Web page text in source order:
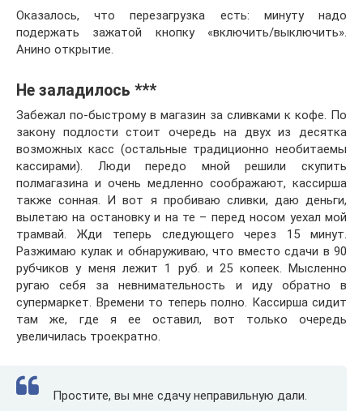
Оказалось, что перезагрузка есть: минуту надо
подержать зажатой кнопку «включить/выключить».
Анино открытие.
Не заладилось ***
Забежал по-быстрому в магазин за сливками к кофе. По
закону подлости стоит очередь на двух из десятка
возможных касс (остальные традиционно необитаемы
кассирами). Люди передо мной решили скупить
полмагазина и очень медленно соображают, кассирша
также сонная. И вот я пробиваю сливки, даю деньги,
вылетаю на остановку и на те – перед носом уехал мой
трамвай. Жди теперь следующего через 15 минут.
Разжимаю кулак и обнаруживаю, что вместо сдачи в 90
рубчиков у меня лежит 1 руб. и 25 копеек. Мысленно
ругаю себя за невнимательность и иду обратно в
супермаркет. Времени то теперь полно. Кассирша сидит
там же, где я ее оставил, вот только очередь
увеличилась троекратно.
Простите, вы мне сдачу неправильную дали.